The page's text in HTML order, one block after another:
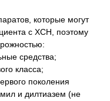
которые могут
с ХСН, поэтому
средства;
класса;
поколения
и дилтиазем (не